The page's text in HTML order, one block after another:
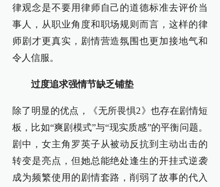
律观念是不要用律师自己的道德标准去评价当
事人，从职业角度和职场规则而言，这样的律
师剧才更真实，剧情营造氛围也更加接地气和
令人信服。
过度追求强情节缺乏铺垫
除了明显的优点，《无所畏惧2》也存在剧情短
板，比如“爽剧模式”与“现实质感”的平衡问题。
剧中，女主角罗英子从被动反抗到主动出击的
转变是亮点，但她总能绝处逢生的开挂式逆袭
成为频繁使用的剧情套路，削弱了故事的代入